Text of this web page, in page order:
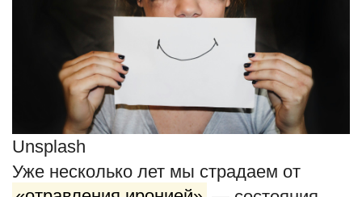
Unsplash
Уже несколько лет мы страдаем от